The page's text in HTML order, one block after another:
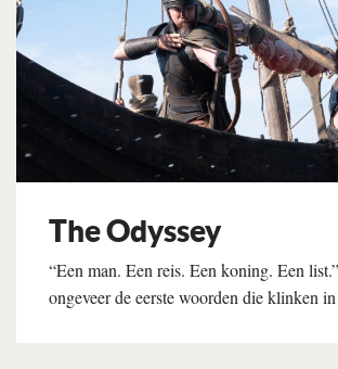
The Odyssey
“Een man. Een reis. Een koning. Een
ongeveer de eerste woorden die klinken